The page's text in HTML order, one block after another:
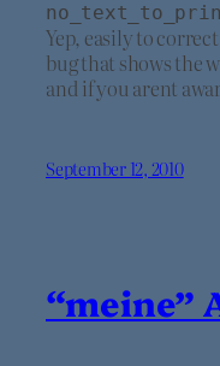
Yep, easily to
bug that shows the
and if you arent
September 12, 2010
“meine”